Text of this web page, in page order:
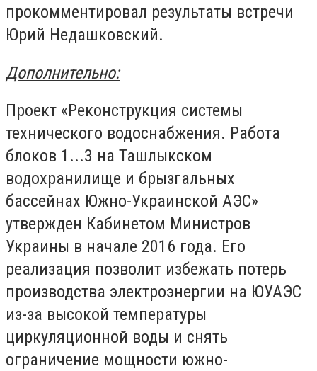
прокомментировал результаты встречи
Юрий Недашковский.
Дополнительно:
Проект «Реконструкция системы
технического водоснабжения. Работа
блоков 1...3 на Ташлыкском
водохранилище и брызгальных
бассейнах Южно-Украинской АЭС»
утвержден Кабинетом Министров
Украины в начале 2016 года. Его
реализация позволит избежать потерь
производства электроэнергии на ЮУАЭС
из-за высокой температуры
циркуляционной воды и снять
ограничение мощности южно-